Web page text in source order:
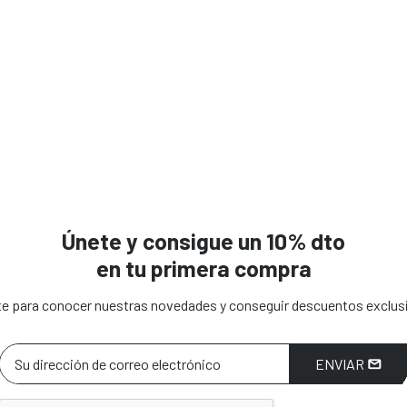
Únete y consigue un 10% dto
en tu primera compra
para conocer nuestras novedades y conseguir descuentos
ENVIAR